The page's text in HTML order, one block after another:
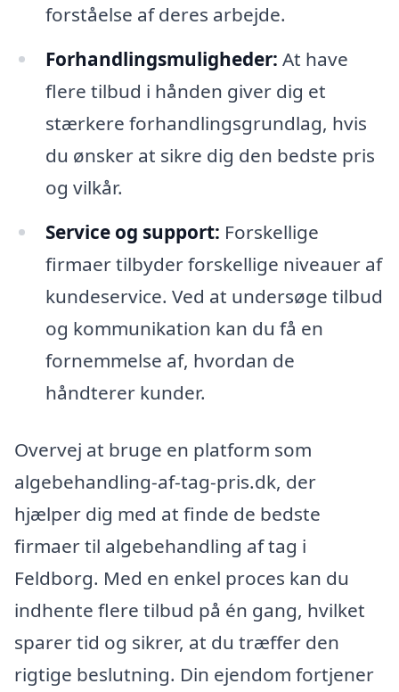
forståelse af deres arbejde.
Forhandlingsmuligheder: At have
flere tilbud i hånden giver dig et
stærkere forhandlingsgrundlag, hvis
du ønsker at sikre dig den bedste pris
og vilkår.
Service og support: Forskellige
firmaer tilbyder forskellige niveauer af
kundeservice. Ved at undersøge tilbud
og kommunikation kan du få en
fornemmelse af, hvordan de
håndterer kunder.
Overvej at bruge en platform som
algebehandling-af-tag-pris.dk, der
hjælper dig med at finde de bedste
firmaer til algebehandling af tag i
Feldborg. Med en enkel proces kan du
indhente flere tilbud på én gang, hvilket
sparer tid og sikrer, at du træffer den
rigtige beslutning. Din ejendom fortjener